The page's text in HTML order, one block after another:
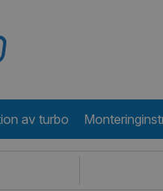
av turbo